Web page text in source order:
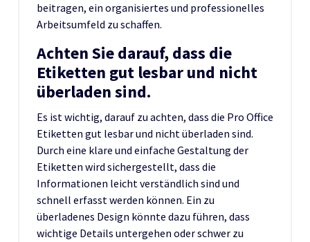
beitragen, ein organisiertes und professionelles
Arbeitsumfeld zu schaffen.
Achten Sie darauf, dass die
Etiketten gut lesbar und nicht
überladen sind.
Es ist wichtig, darauf zu achten, dass die Pro Office
Etiketten gut lesbar und nicht überladen sind.
Durch eine klare und einfache Gestaltung der
Etiketten wird sichergestellt, dass die
Informationen leicht verständlich sind und
schnell erfasst werden können. Ein zu
überladenes Design könnte dazu führen, dass
wichtige Details untergehen oder schwer zu